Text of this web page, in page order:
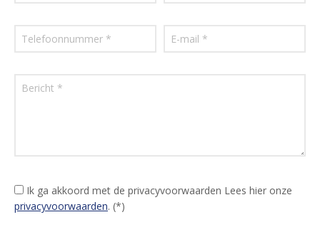
Ik ga akkoord met de privacyvoorwaarden Lees hier onze
privacyvoorwaarden. (*)